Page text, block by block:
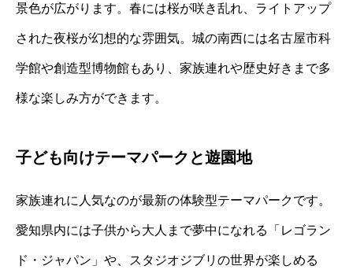
景色が広がります。春には桜が咲き乱れ、ライトアップ
された夜桜が幻想的な雰囲気。城の南西には名古屋市科
学館や創造型博物館もあり、家族連れや歴史好きまで多
様な楽しみ方ができます。
子ども向けテーマパークと遊園地
家族連れに人気なのが最新の体験型テーマパークです。
愛知県内には子供から大人まで夢中になれる「レゴラン
ド・ジャパン」や、スタジオジブリの世界が楽しめる